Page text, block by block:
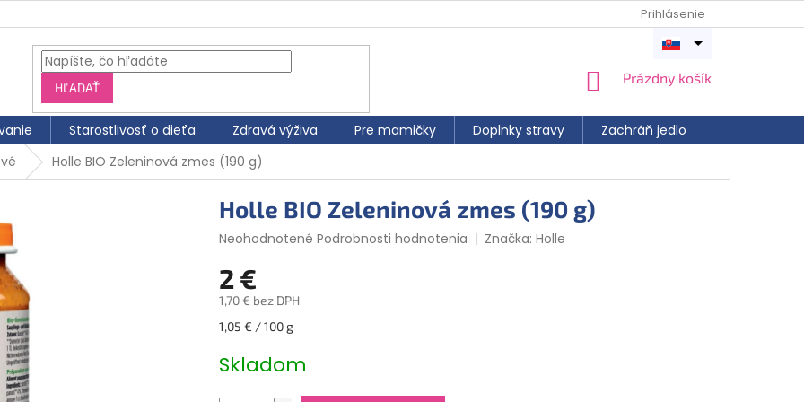
Prihlásenie
HĽADAŤ
NÁKUPNÝ
Prázdny košík
Starostlivosť o dieťa Zdravá výživa Pre mamičky Doplnky stravy Zachráň jedlo
Otvoriť
Holle BIO Zeleninová zmes (190 g)
Holle BIO Zeleninová zmes (190 g)
Priemerné
produktu
je
0,0
z
hviezdičiek.
Neohodnotené Podrobnosti hodnotenia Značka:Holle
2 €
1,70 € bez DPH
Jednotková
1,05 € / 100 g
Skladom